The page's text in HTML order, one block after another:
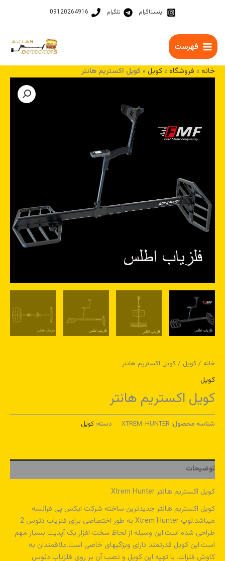
اینستاگرام تلگرام 09120264916
فهرست
خانه » فروشگاه»کویل» کویل اکستریم هانتر
خانه /کویل / کویل اکستریم هانتر
کویل
کویل اکستریم هانتر
شناسه محصول: XTREM-HUNTER دسته: کویل
توضیحات
کویل اکستریم هانتر Xtrem Hunter
کویل اکستریم هانتر جدیدترین ساخته شرکت ایکس پی فرانسه
میباشد.لوپ Xtrem Hunter به طور اختصاصی برای فلزیاب دئوس 2
طراحی شده است.این وسیله از لحاظ سخت افزار یک آپدیت بسیار مهم
است.این کویل قدرتمند دارای ویژگیهای خاصی است.علاقمندان به
کاوش فلزات. با تهیه این کویل و نصب آن بر روی فلزیاب دئوس